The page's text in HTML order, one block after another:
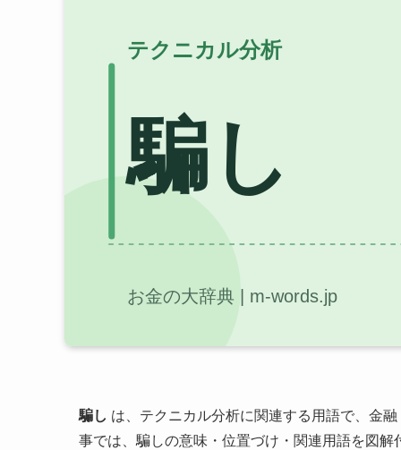
騙し は、テクニカル分析に関連する用語で、金
事では、騙しの意味・位置づけ・関連用語を図